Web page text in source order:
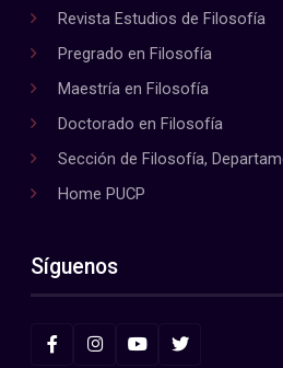
Revista Estudios de Filosofía
Pregrado en Filosofía
Maestría en Filosofía
Doctorado en Filosofía
Sección de Filosofía,
Home PUCP
Síguenos